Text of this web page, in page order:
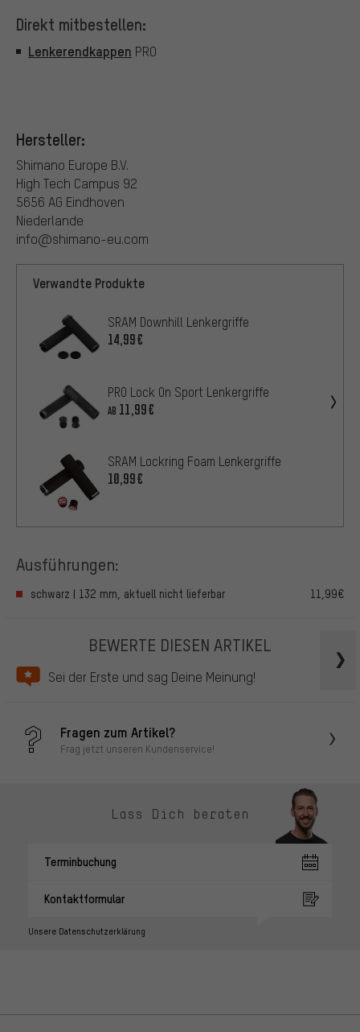
Direkt mitbestellen:
Lenkerendkappen PRO
Hersteller:
Shimano Europe B.V.
High Tech Campus 92
5656 AG Eindhoven
Niederlande
info@shimano-eu.com
Verwandte Produkte
SRAM Downhill Lenkergriffe
14,99€
PRO Lock On Sport Lenkergriffe
AB 11,99€
SRAM Lockring Foam Lenkergriffe
10,99€
Ausführungen:
schwarz | 132 mm, aktuell nicht lieferbar 11,99€
BEWERTE DIESEN ARTIKEL
Sei der Erste und sag Deine Meinung!
Fragen zum Artikel?
Frag jetzt unseren Kundenservice!
Lass Dich beraten
Terminbuchung
Kontaktformular
Unsere Datenschutzerklärung